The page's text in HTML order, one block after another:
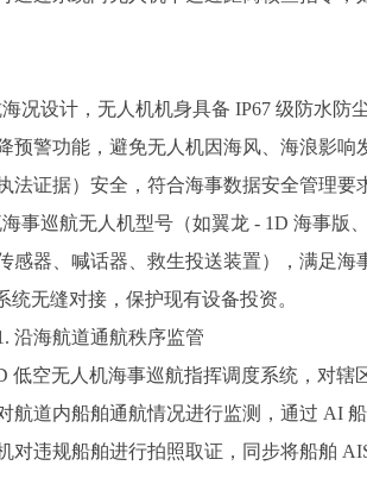
设计，无人机机身具备 IP67 级防水防
预警功能，避免无人机因海风、海浪影
法证据）安全，符合海事数据安全管理要
巡航无人机型号（如翼龙 - 1D 海事版、
感器、喊话器、救生投送装置），满足
无缝对接，保护现有设备投资。
沿海航道通航秩序监管
无人机海事巡航指挥调度系统，对辖
航道内船舶通航情况进行监测，通过 AI
对违规船舶进行拍照取证，同步将船舶